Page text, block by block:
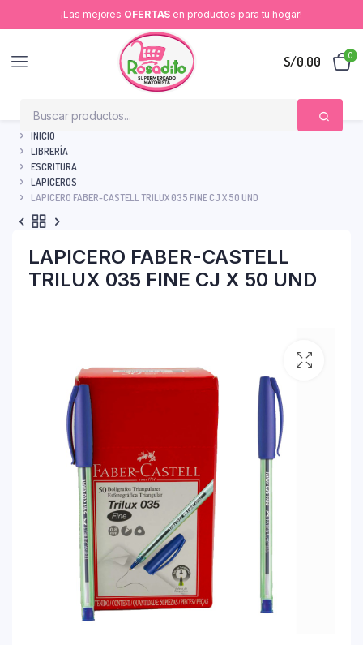
¡Las mejores OFERTAS en productos para tu hogar!
S/0.00 0
INICIO
LIBRERÍA
ESCRITURA
LAPICEROS
LAPICERO FABER-CASTELL TRILUX 035 FINE CJ X 50 UND
LAPICERO FABER-CASTELL
TRILUX 035 FINE CJ X 50 UND